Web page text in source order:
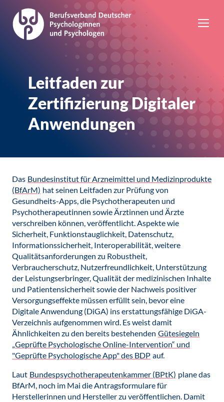
Leitfaden zur
Zertifizierung Digitaler
Anwendungen
Das Bundesinstitut für Arzneimittel und Medizinprodukte
(BfArM) hat seinen Leitfaden zur Prüfung von
Gesundheits-Apps, die Psychotherapeuten und
Psychotherapeutinnen sowie Ärztinnen und Ärzte
verschreiben können, veröffentlicht. Aspekte wie
Sicherheit, Funktionstauglichkeit, Datenschutz,
Informationssicherheit, Interoperabilität, weitere
Qualitätsanforderungen zu Robustheit,
Verbraucherschutz, Nutzerfreundlichkeit, Unterstützung
der Leistungserbringer, Qualität der medizinischen Inhalte
und Patientensicherheit sowie der Nachweis positiver
Versorgungseffekte müssen erfüllt sein, bevor eine
Digitale Anwendung (DiGA) ins erstattungsfähige DiGA-
Verzeichnis aufgenommen wird. Es weist damit
Ähnlichkeiten zu den bereits bestehenden Gütesiegeln
„Geprüfte Psychologische Online-Intervention“ und
"Geprüfte Psychologische App" des BDP auf.
Laut Bundespsychotherapeutenkammer (BPtK) plane das
BfArM, noch im Mai die Antragsformulare für
Herstellerinnen und Hersteller zu veröffentlichen. Damit